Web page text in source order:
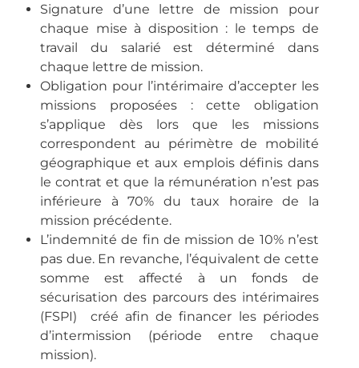
Signature d’une lettre de mission pour
chaque mise à disposition : le temps de
travail du salarié est déterminé dans
chaque lettre de mission.
Obligation pour l’intérimaire d’accepter les
missions proposées : cette obligation
s’applique dès lors que les missions
correspondent au périmètre de mobilité
géographique et aux emplois définis dans
le contrat et que la rémunération n’est pas
inférieure à 70% du taux horaire de la
mission précédente.
L’indemnité de fin de mission de 10% n’est
pas due. En revanche, l’équivalent de cette
somme est affecté à un fonds de
sécurisation des parcours des intérimaires
(FSPI) créé afin de financer les périodes
d’intermission (période entre chaque
mission).